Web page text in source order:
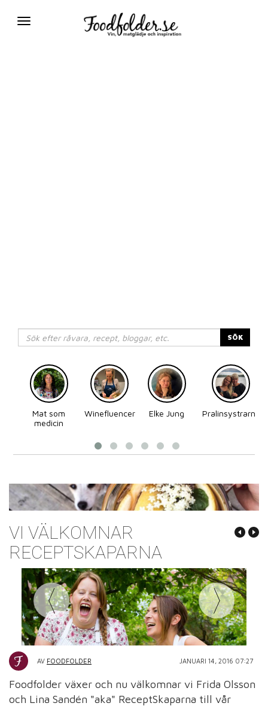
Växla
SÖK
Mat som
medicin
Winefluencer Elke Jung
Pralinsystrarna
VI VÄLKOMNAR
RECEPTSKAPARNA
AV FOODFOLDER JANUARI 14, 2016 07:27
Foodfolder växer och nu välkomnar vi Frida Olsson
och Lina Sandén "aka" ReceptSkaparna till vår